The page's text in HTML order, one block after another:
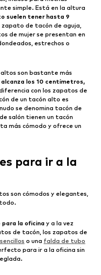
simple. Está en la altura
suelen tener hasta 9
zapato de tacón de aguja,
de mujer se presentan en
estrechos o
altos son bastante más
los 10 centímetros,
con los zapatos de
de un tacón alto es
se denomina tacón de
salón tienen un tacón
más cómodo y ofrece un
para ir a la
son cómodos y elegantes,
la oficina y a la vez
de tacón, los zapatos de
o una falda de tubo
para ir a la oficina sin